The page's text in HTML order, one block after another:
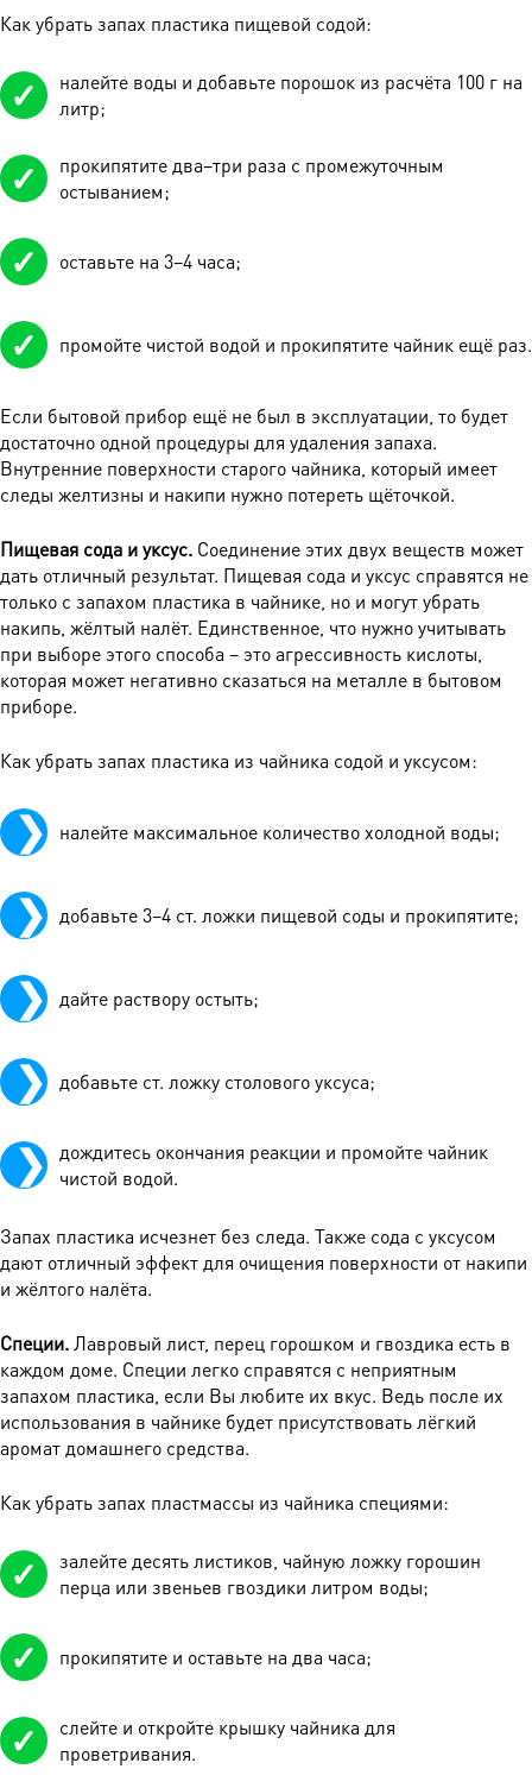
Как убрать запах пластика пищевой содой:
налейте воды и добавьте порошок из расчёта 100 г на
литр;
прокипятите два–три раза с промежуточным
остыванием;
оставьте на 3–4 часа;
промойте чистой водой и прокипятите чайник ещё раз.
Если бытовой прибор ещё не был в эксплуатации, то будет
достаточно одной процедуры для удаления запаха.
Внутренние поверхности старого чайника, который имеет
следы желтизны и накипи нужно потереть щёточкой.
Пищевая сода и уксус. Соединение этих двух веществ может
дать отличный результат. Пищевая сода и уксус справятся не
только с запахом пластика в чайнике, но и могут убрать
накипь, жёлтый налёт. Единственное, что нужно учитывать
при выборе этого способа – это агрессивность кислоты,
которая может негативно сказаться на металле в бытовом
приборе.
Как убрать запах пластика из чайника содой и уксусом:
налейте максимальное количество холодной воды;
добавьте 3–4 ст. ложки пищевой соды и прокипятите;
дайте раствору остыть;
добавьте ст. ложку столового уксуса;
дождитесь окончания реакции и промойте чайник
чистой водой.
Запах пластика исчезнет без следа. Также сода с уксусом
дают отличный эффект для очищения поверхности от накипи
и жёлтого налёта.
Специи.Лавровый лист, перец горошком и гвоздика есть в
каждом доме. Специи легко справятся с неприятным
запахом пластика, если Вы любите их вкус. Ведь после их
использования в чайнике будет присутствовать лёгкий
аромат домашнего средства.
Как убрать запах пластмассы из чайника специями:
залейте десять листиков, чайную ложку горошин
перца или звеньев гвоздики литром воды;
прокипятите и оставьте на два часа;
слейте и откройте крышку чайника для
проветривания.